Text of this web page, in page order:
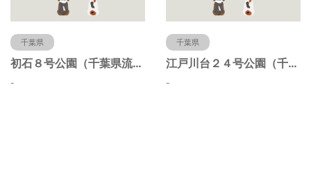
千葉県
初石８号公園（千葉県流山市）
-
千葉県
江戸川台２４号公園（千葉県流山市）
-